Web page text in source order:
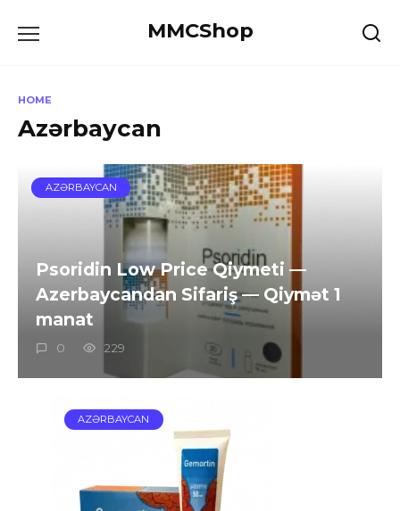
MMCShop
HOME
Azərbaycan
AZƏRBAYCAN
Psoridin Low Price Qiymeti —
Azerbaycandan Sifariş — Qiymət 1
manat
0 229
AZƏRBAYCAN